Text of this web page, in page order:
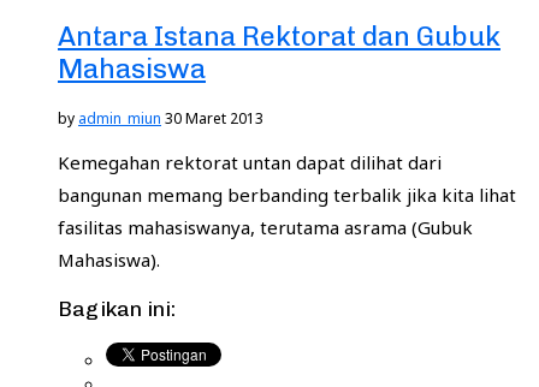
Antara Istana Rektorat dan Gubuk
Mahasiswa
by admin_miun 30 Maret 2013
Kemegahan rektorat untan dapat dilihat dari
bangunan memang berbanding terbalik jika kita lihat
fasilitas mahasiswanya, terutama asrama (Gubuk
Mahasiswa).
Bagikan ini: